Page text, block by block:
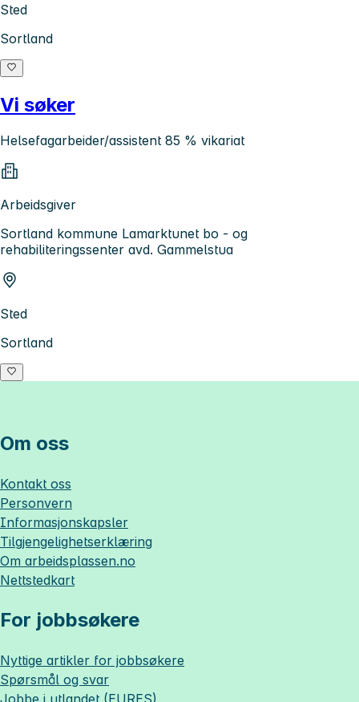
Sted
Sortland
Vi søker
Helsefagarbeider/assistent 85 % vikariat
Arbeidsgiver
Sortland kommune Lamarktunet bo - og
rehabiliteringssenter avd. Gammelstua
Sted
Sortland
Om oss
Kontakt oss
Personvern
Informasjonskapsler
Tilgjengelighetserklæring
Om arbeidsplassen.no
Nettstedkart
For jobbsøkere
Nyttige artikler for jobbsøkere
Spørsmål og svar
Jobbe i utlandet (EURES)